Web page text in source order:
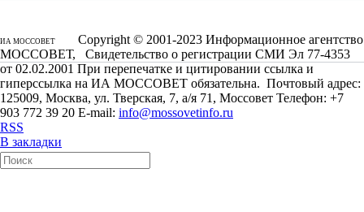
ИА МОССОВЕТ
Copyright © 2001-2023 Информационное агентство
МОССОВЕТ, Свидетельство о регистрации СМИ Эл 77-4353
от 02.02.2001 При перепечатке и цитировании ссылка и
гиперссылка на ИА МОССОВЕТ обязательна. Почтовый адрес:
125009, Москва, ул. Тверская, 7, а/я 71, Моссовет Телефон: +7
903 772 39 20 E-mail: info@mossovetinfo.ru
RSS
В закладки